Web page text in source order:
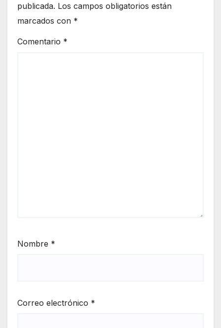
publicada. Los campos obligatorios están
marcados con *
Comentario *
Nombre *
Correo electrónico *